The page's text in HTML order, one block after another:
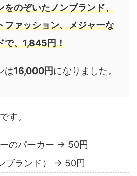
をのぞいたノンブランド、
ファッション、メジャーな
で、1,845円！
は16,000円になりました。
す。
のパーカー → 50円
ブランド） → 50円